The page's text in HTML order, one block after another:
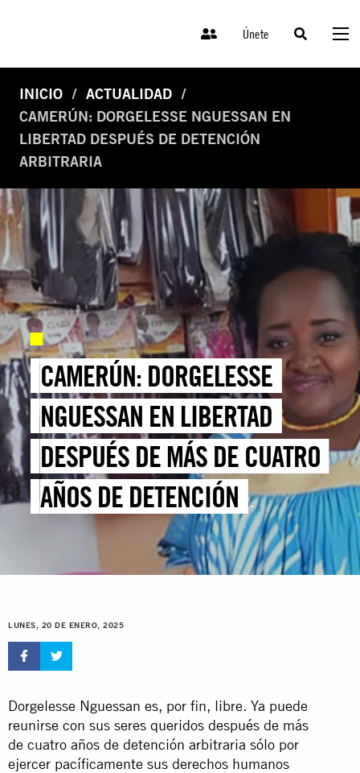
Únete
INICIO
ACTUALIDAD
CAMERÚN: DORGELESSE NGUESSAN EN
LIBERTAD DESPUÉS DE DETENCIÓN
ARBITRARIA
CAMERÚN: DORGELESSE
NGUESSAN EN LIBERTAD
DESPUÉS DE MÁS DE CUATRO
AÑOS DE DETENCIÓN
ARBITRARIA POR ASISTIR A
UNA PROTESTA PACÍFICA
LUNES, 20 DE ENERO, 2025
Dorgelesse Nguessan es, por fin, libre. Ya puede
reunirse con sus seres queridos después de más
de cuatro años de detención arbitraria sólo por
ejercer pacíficamente sus derechos humanos